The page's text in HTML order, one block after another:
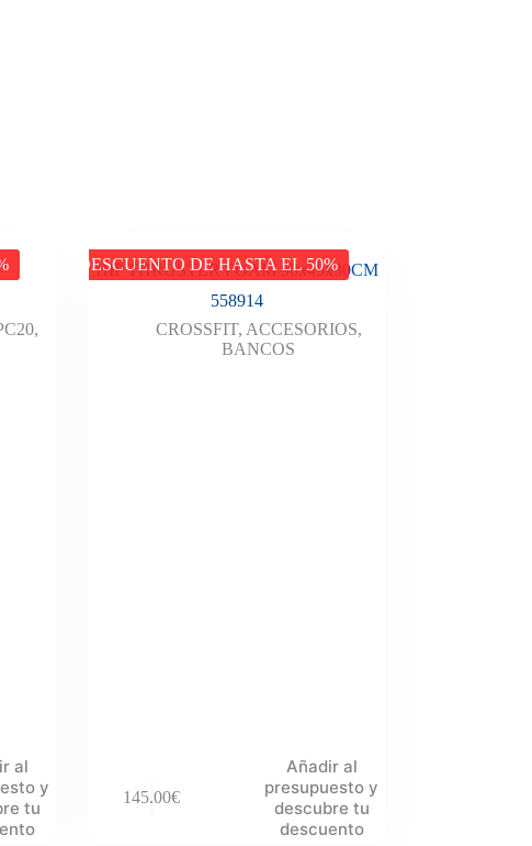
,
al
y
tu
DESCUENTO DE HASTA EL 50%
HIP THRUSTER FOAM 90x45x30CM
558914
CROSSFIT, ACCESORIOS,
BANCOS
145.00€
Añadir al
presupuesto y
descubre tu
descuento